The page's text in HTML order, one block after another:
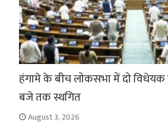
हंगामे के बीच लोकसभा में दो विधेयक
बजे तक स्थगित
August 3, 2026